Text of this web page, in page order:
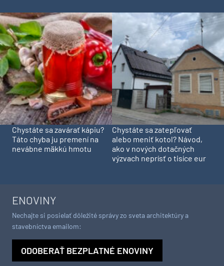
Chystáte sa zavárať kápiu?
Táto chyba ju premení na
nevábne mäkkú hmotu
Chystáte sa zatepľovať
alebo meniť kotol? Návod,
ako v nových dotačných
výzvach neprísť o tisíce eur
ENOVINY
Nechajte si posielať dôležité správy zo sveta architektúry a
stavebníctva emailom:
ODOBERAŤ BEZPLATNÉ ENOVINY